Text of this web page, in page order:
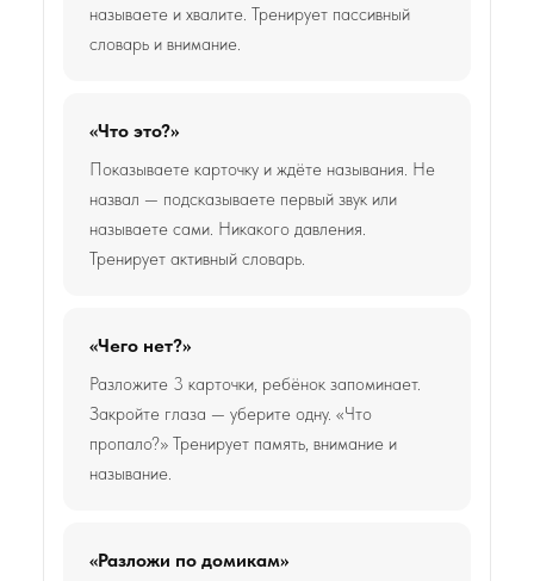
называете и хвалите. Тренирует пассивный
словарь и внимание.
«Что это?»
Показываете карточку и ждёте называния. Не
назвал — подсказываете первый звук или
называете сами. Никакого давления.
Тренирует активный словарь.
«Чего нет?»
Разложите 3 карточки, ребёнок запоминает.
Закройте глаза — уберите одну. «Что
пропало?» Тренирует память, внимание и
называние.
«Разложи по домикам»